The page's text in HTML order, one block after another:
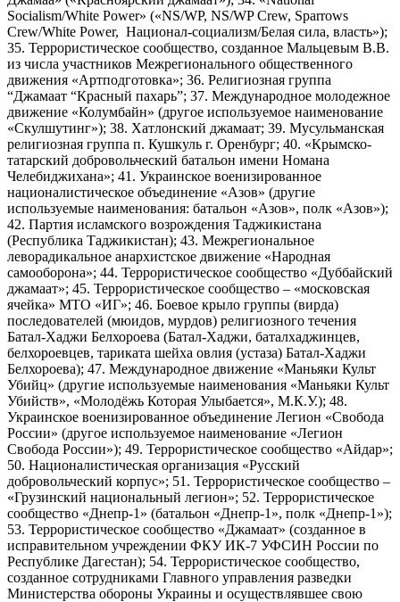
Socialism/White Power» («NS/WP, NS/WP Crew, Sparrows
Crew/White Power, Национал-социализм/Белая сила, власть»);
35. Террористическое сообщество, созданное Мальцевым В.В.
из числа участников Межрегионального общественного
движения «Артподготовка»; 36. Религиозная группа
“Джамаат “Красный пахарь”; 37. Международное молодежное
движение «Колумбайн» (другое используемое наименование
«Скулшутинг»); 38. Хатлонский джамаат; 39. Мусульманская
религиозная группа п. Кушкуль г. Оренбург; 40. «Крымско-
татарский добровольческий батальон имени Номана
Челебиджихана»; 41. Украинское военизированное
националистическое объединение «Азов» (другие
используемые наименования: батальон «Азов», полк «Азов»);
42. Партия исламского возрождения Таджикистана
(Республика Таджикистан); 43. Межрегиональное
леворадикальное анархистское движение «Народная
самооборона»; 44. Террористическое сообщество «Дуббайский
джамаат»; 45. Террористическое сообщество – «московская
ячейка» МТО «ИГ»; 46. Боевое крыло группы (вирда)
последователей (мюидов, мурдов) религиозного течения
Батал-Хаджи Белхороева (Батал-Хаджи, баталхаджинцев,
белхороевцев, тариката шейха овлия (устаза) Батал-Хаджи
Белхороева); 47. Международное движение «Маньяки Культ
Убийц» (другие используемые наименования «Маньяки Культ
Убийств», «Молодёжь Которая Улыбается», М.К.У.); 48.
Украинское военизированное объединение Легион «Свобода
России» (другое используемое наименование «Легион
Свобода России»); 49. Террористическое сообщество «Айдар»;
50. Националистическая организация «Русский
добровольческий корпус»; 51. Террористическое сообщество –
«Грузинский национальный легион»; 52. Террористическое
сообщество «Днепр-1» (батальон «Днепр-1», полк «Днепр-1»);
53. Террористическое сообщество «Джамаат» (созданное в
исправительном учреждении ФКУ ИК-7 УФСИН России по
Республике Дагестан); 54. Террористическое сообщество,
созданное сотрудниками Главного управления разведки
Министерства обороны Украины и осуществлявшее свою